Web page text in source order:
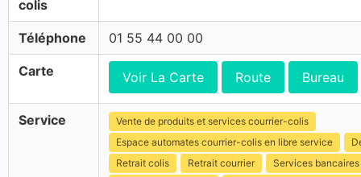
colis
Téléphone 01 55 44 00 00
Carte Voir La Carte Route Bureau
Service
Vente de produits et services courrier-colis
Espace automates courrier-colis en libre service
Retrait colis
Retrait courrier
Services bancaires